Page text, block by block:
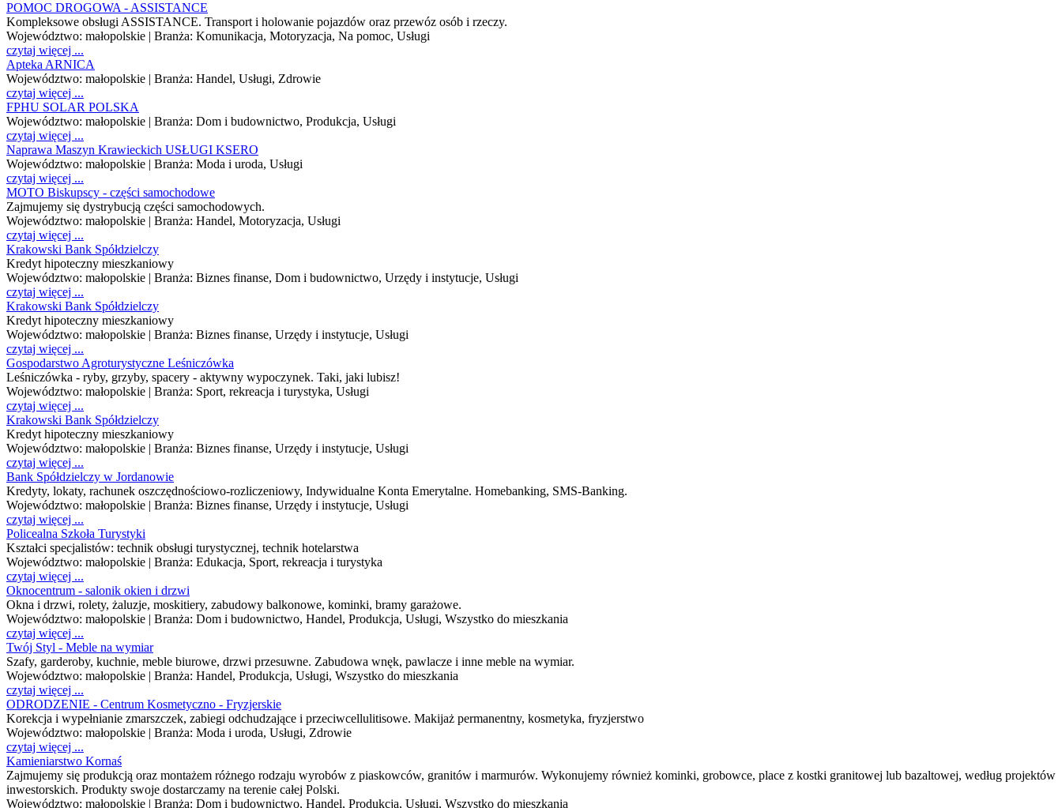
POMOC DROGOWA - ASSISTANCE
Kompleksowe obsługi ASSISTANCE. Transport i holowanie pojazdów oraz przewóz osób i rzeczy.
Województwo: małopolskie | Branża: Komunikacja, Motoryzacja, Na pomoc, Usługi
czytaj więcej ...
Apteka ARNICA
Województwo: małopolskie | Branża: Handel, Usługi, Zdrowie
czytaj więcej ...
FPHU SOLAR POLSKA
Województwo: małopolskie | Branża: Dom i budownictwo, Produkcja, Usługi
czytaj więcej ...
Naprawa Maszyn Krawieckich USŁUGI KSERO
Województwo: małopolskie | Branża: Moda i uroda, Usługi
czytaj więcej ...
MOTO Biskupscy - części samochodowe
Zajmujemy się dystrybucją części samochodowych.
Województwo: małopolskie | Branża: Handel, Motoryzacja, Usługi
czytaj więcej ...
Krakowski Bank Spółdzielczy
Kredyt hipoteczny mieszkaniowy
Województwo: małopolskie | Branża: Biznes finanse, Dom i budownictwo, Urzędy i instytucje, Usługi
czytaj więcej ...
Krakowski Bank Spółdzielczy
Kredyt hipoteczny mieszkaniowy
Województwo: małopolskie | Branża: Biznes finanse, Urzędy i instytucje, Usługi
czytaj więcej ...
Gospodarstwo Agroturystyczne Leśniczówka
Leśniczówka - ryby, grzyby, spacery - aktywny wypoczynek. Taki, jaki lubisz!
Województwo: małopolskie | Branża: Sport, rekreacja i turystyka, Usługi
czytaj więcej ...
Krakowski Bank Spółdzielczy
Kredyt hipoteczny mieszkaniowy
Województwo: małopolskie | Branża: Biznes finanse, Urzędy i instytucje, Usługi
czytaj więcej ...
Bank Spółdzielczy w Jordanowie
Kredyty, lokaty, rachunek oszczędnościowo-rozliczeniowy, Indywidualne Konta Emerytalne. Homebanking, SMS-Banking.
Województwo: małopolskie | Branża: Biznes finanse, Urzędy i instytucje, Usługi
czytaj więcej ...
Policealna Szkoła Turystyki
Kształci specjalistów: technik obsługi turystycznej, technik hotelarstwa
Województwo: małopolskie | Branża: Edukacja, Sport, rekreacja i turystyka
czytaj więcej ...
Oknocentrum - salonik okien i drzwi
Okna i drzwi, rolety, żaluzje, moskitiery, zabudowy balkonowe, kominki, bramy garażowe.
Województwo: małopolskie | Branża: Dom i budownictwo, Handel, Produkcja, Usługi, Wszystko do mieszkania
czytaj więcej ...
Twój Styl - Meble na wymiar
Szafy, garderoby, kuchnie, meble biurowe, drzwi przesuwne. Zabudowa wnęk, pawlacze i inne meble na wymiar.
Województwo: małopolskie | Branża: Handel, Produkcja, Usługi, Wszystko do mieszkania
czytaj więcej ...
ODRODZENIE - Centrum Kosmetyczno - Fryzjerskie
Korekcja i wypełnianie zmarszczek, zabiegi odchudzające i przeciwcellulitisowe. Makijaż permanentny, kosmetyka, fryzjerstwo
Województwo: małopolskie | Branża: Moda i uroda, Usługi, Zdrowie
czytaj więcej ...
Kamieniarstwo Kornaś
Zajmujemy się produkcją oraz montażem różnego rodzaju wyrobów z piaskowców, granitów i marmurów. Wykonujemy również kominki, grobowce, place z kostki granitowej lub bazaltowej, według projektów
inwestorskich. Produkty swoje dostarczamy na terenie całej Polski.
Województwo: małopolskie | Branża: Dom i budownictwo, Handel, Produkcja, Usługi, Wszystko do mieszkania